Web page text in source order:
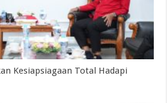
Kesiapsiagaan Total Hadapi